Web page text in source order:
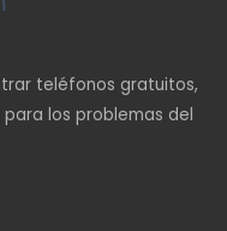
teléfonos gratuitos,
los problemas del